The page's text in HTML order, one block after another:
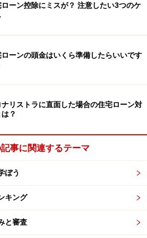
動する場合は「APR」にはこ
年固定金利）では将来金利の変動は
」（3年固定）などでは4年目以降
リスクがあるわけです。そのような
」は現在の金利水準をそのまま以下の
とになります。例えば、4年目以降の
」の場合は、基準金利（1年物：
（2.75%）を加算した金利6.50%に上
、4年目以降はその金利で「APR」が
ります。
実際のところは4年目以降の金利は
すので、諸費用も含めた金利は30年
ーン控除にミスが？ 注意したい3つのケ
ーンの頭金はいくら準備したらいいです
ナリストラに直面した場合の住宅ローン対
？
事に関連するテーマ
ぼう
キング
と審査